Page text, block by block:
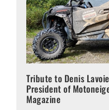
Tribute to Denis
President of
Magazine